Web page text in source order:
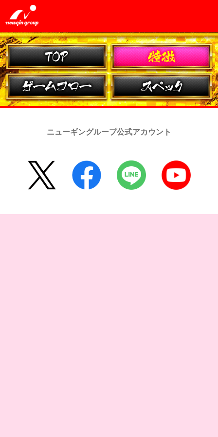
ニューギングループ公式アカウント